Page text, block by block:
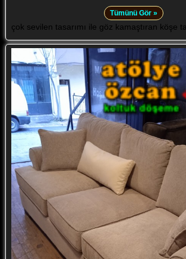
Tümünü Gör »
çok sevilen tasarımı ile göz kamaştıran köşe